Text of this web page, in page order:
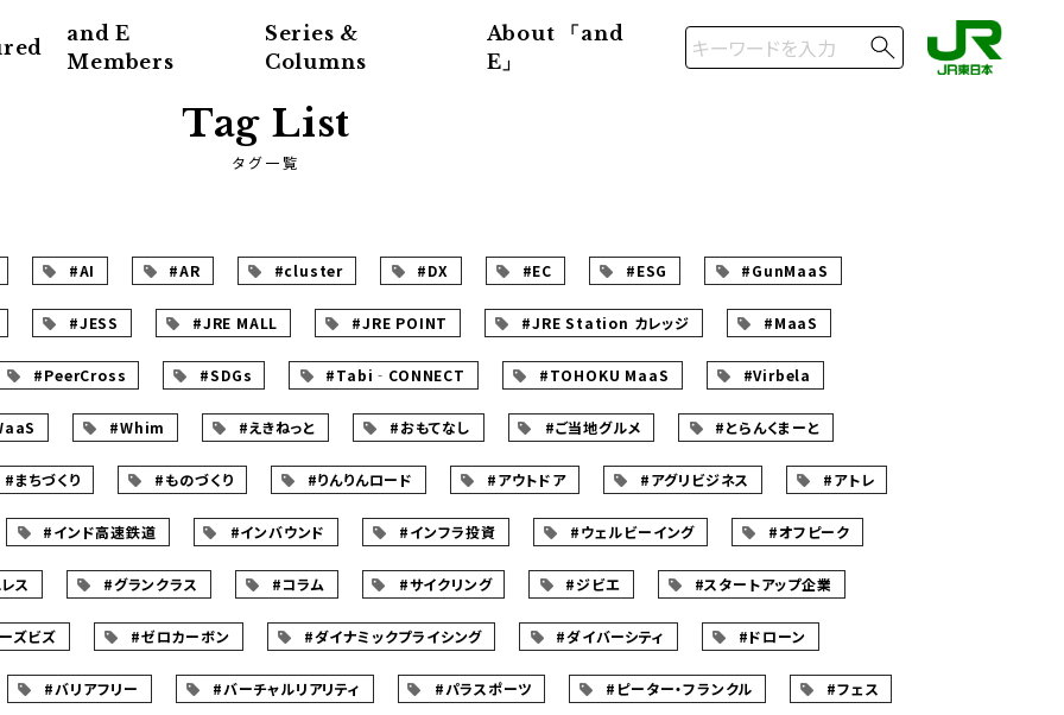
and E
Members
Series &
Columns
About 「and
E」
Tag List
タグ一覧
#AI #AR #cluster #DX #EC #ESG #GunMaaS
#JESS #JRE MALL #JRE POINT #JRE Station カレッジ #MaaS
#PeerCross #SDGs #Tabi‐CONNECT #TOHOKU MaaS #Virbela
#Whim #えきねっと #おもてなし #ご当地グルメ #とらんくまーと
#まちづくり #ものづくり #りんりんロード #アウトドア #アグリビジネス #アトレ
#インド高速鉄道 #インバウンド #インフラ投資 #ウェルビーイング #オフピーク
ス #グランクラス #コラム #サイクリング #ジビエ #スタートアップ企業
ズビズ #ゼロカーボン #ダイナミックプライシング #ダイバーシティ #ドローン
#バリアフリー #バーチャルリアリティ #パラスポーツ #ピーター・フランクル #フェス